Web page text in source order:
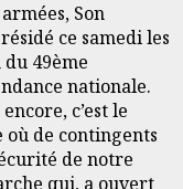
Son
ce samedi les
49ème
nationale.
c’est le
de contingents
de notre
qui, a ouvert